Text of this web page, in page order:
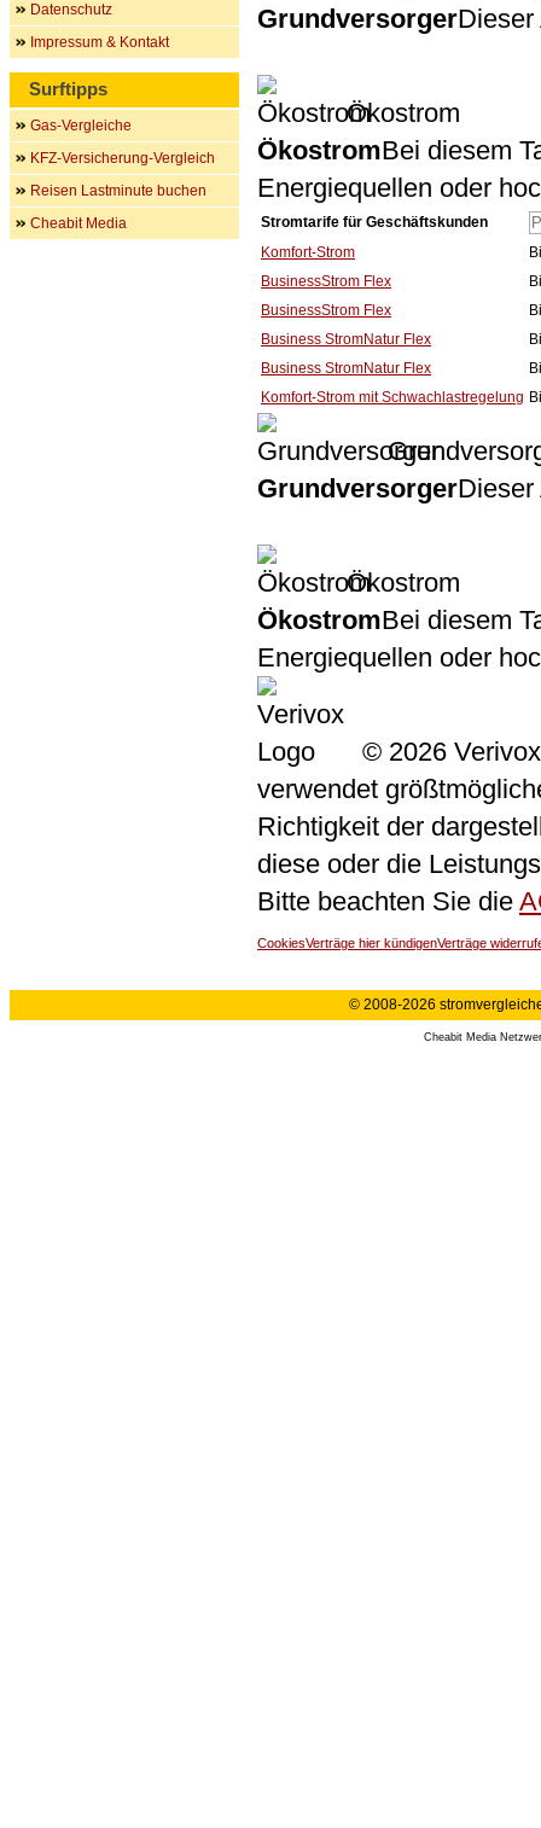
GrundversorgerDieser
Ökostrom
ÖkostromBei diesem
Energiequellen oder
Stromtarife für Geschäftskunden
Komfort-Strom
BusinessStrom Flex
BusinessStrom Flex
Business StromNatur Flex
Business StromNatur Flex
Komfort-Strom mit Schwachlastregelung
GrundversorgerDieser
Ökostrom
ÖkostromBei diesem
Energiequellen oder
© 2026
verwendet
Richtigkeit der
diese oder die
Bitte beachten Sie die
CookiesVerträge hier kündigenVerträge
Datenschutz
Impressum & Kontakt
Surftipps
Gas-Vergleiche
KFZ-Versicherung-Vergleich
Reisen Lastminute buchen
Cheabit Media
© 2008-2026
Cheabit Media